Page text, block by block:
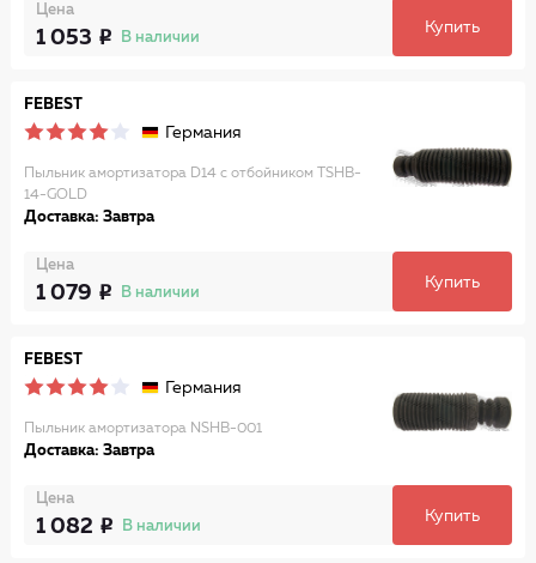
Цена
1 053 В наличии
Купить
FEBEST
Германия
Пыльник амортизатора D14 с отбойником TSHB-
14-GOLD
Доставка: Завтра
Цена
1 079 В наличии
Купить
FEBEST
Германия
Пыльник амортизатора NSHB-001
Доставка: Завтра
Цена
1 082 В наличии
Купить